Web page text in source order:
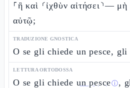
⸀ἢ καὶ ⸂ἰχθὺν αἰτήσει⸃— μὴ
αὐτῷ;
TRADUZIONE GNOSTICA
O se gli chiede un pesce, gli
LETTURA ORTODOSSA
O se gli chiede un pesceⓘ,